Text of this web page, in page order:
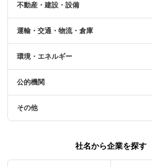
不動産・建設・設備
運輸・交通・物流・倉庫
環境・エネルギー
公的機関
その他
社名から企業を探す